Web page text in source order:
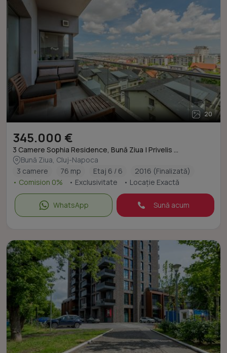
20
345.000 €
3 Camere Sophia Residence, Bună Ziua | Privelis ...
Bună Ziua, Cluj-Napoca
3 camere
76 mp Etaj 6 / 6
2016 (Finalizată)
• Comision 0%
• Exclusivitate • Locație Exactă
WhatsApp Sună acum